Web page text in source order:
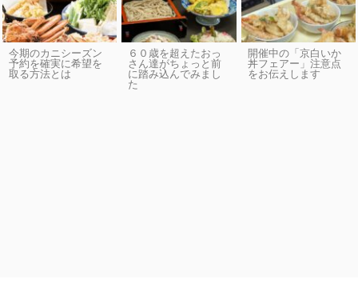
今期のカニシーズン
予約を確実に希望を
取る方法とは
６０歳を超えたおっ
さん達がちょっと前
に踏み込んでみまし
た
開催中の「京白いか
丼フェアー」注意点
をお伝えします